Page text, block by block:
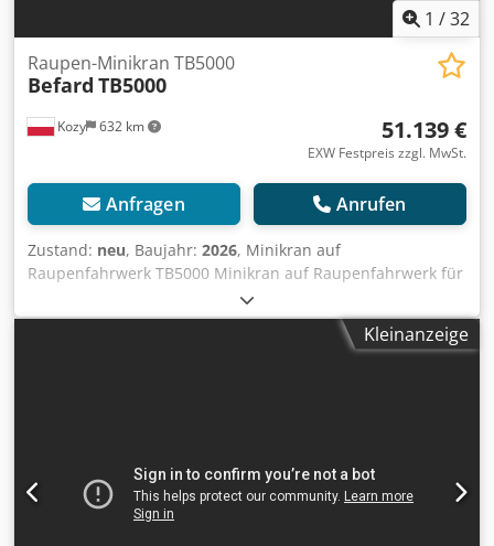
1 /32
Kozy 632 km
Raupen-Minikran TB5000
Befard TB5000
51.139 €
EXW Festpreis zzgl. MwSt.
Anfragen Anrufen
Zustand: neu, Baujahr: 2026, Minikran auf
Raupenfahrwerk TB5000 Minikran auf Raupenfahrwerk für
Arbeiten im Innen- und Außenbereich. Maximale
Tragfähigkeit: 2400 kg. * Funksteuerung des Gerätes -
Fahren, Arbeiten, Füße spreizen * Doppelte
absenkbare Stützen * Gewicht ca. 2200 kg * Höhe ca. 195
cm * Breite ca. 88 cm * aktiver Arm 16 Grad
Chsdsibqraopfx Agqoa Zusätzliche, optionale Ausstattung:
Kleinanzeige